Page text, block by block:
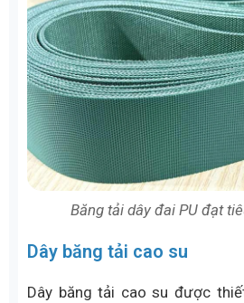
Băng tải dây đai PU đạt
Dây băng tải cao su
Dây băng tải cao su được